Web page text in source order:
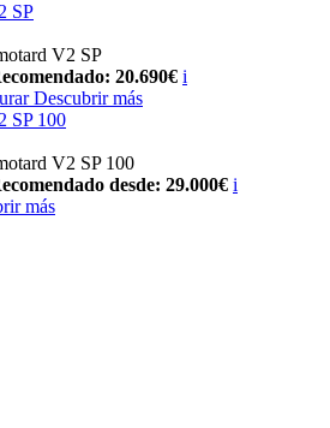
SP
V2 SP
20.690€ i
Descubrir más
SP 100
V2 SP 100
desde: 29.000€ i
más